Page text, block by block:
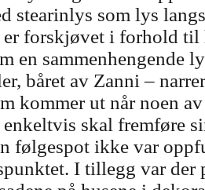
stearinlys som lys
forskjøvet i forhold til
en sammenhengende
båret av Zanni –
kommer ut når noen
skal fremføre
følgespot ikke var
I tillegg var der